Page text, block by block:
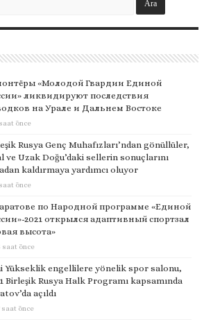
«Молодой Гвардии Единой
ликвидируют последствия
на Урале и Дальнем Востоке
önce
Rusya Genç Muhafızları’ndan gönüllüler,
ve Uzak Doğu’daki sellerin sonuçlarını
kaldırmaya yardımcı oluyor
önce
по Народной программе «Единой
2021 открылся адаптивный спортзал
высота»
saat önce
Yükseklik engellilere yönelik spor salonu,
Birleşik Rusya Halk Programı kapsamında
açıldı
saat önce